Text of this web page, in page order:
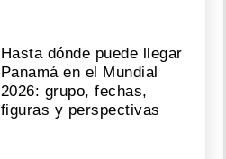
Hasta dónde puede llegar
Panamá en el Mundial
2026: grupo, fechas,
figuras y perspectivas